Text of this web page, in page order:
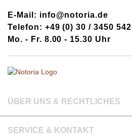
E-Mail: info@notoria.de
Telefon: +49 (0) 30 / 3450
Mo. - Fr. 8.00 - 15.30 Uhr
ÜBER UNS & RECHTLICHES
SERVICE & KONTAKT